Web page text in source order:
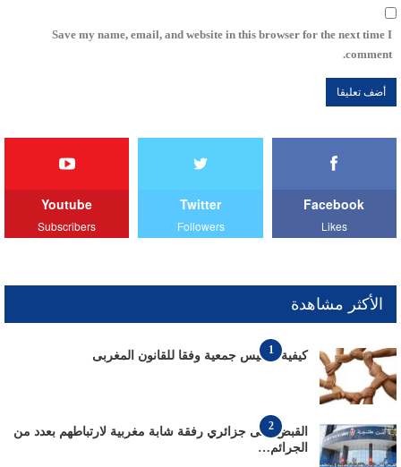
Save my name, email, and website in this browser for the next time I
comment.
Facebook
Likes
Twitter
Followers
Youtube
Subscribers
الأكثر مشاهدة
1
كيفية تأسيس جمعية وفقا للقانون المغربى
2
القبض على جزائري رفقة شابة مغربية لارتباطهم بعدد من
الجرائم…